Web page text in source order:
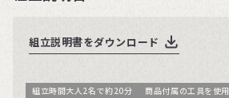
組立説明書をダウンロード
組立時間大人2名で約20分 商品付属の工具を使用